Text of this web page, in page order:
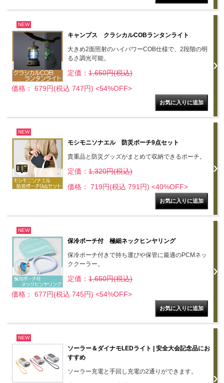
NEW
キャンプス クラシカルCOBランタンライト
大きめ2面照射のハイパワーCOB仕様で、2段階の明
るさ調光可能。
定価： 1,650円(税込)
価格： 679円(税込 747円) <54%OFF>
NEW
モシモニソナエル 防災ポーチ9点セット
貴重品と防災グッズがまとめて収納できるポーチ。
定価： 1,320円(税込)
価格： 719円(税込 791円) <40%OFF>
NEW
保冷ポーチ付 極細ネックヒンヤリング
保冷ポーチ付きで持ち運びや保管に最適のPCMネッ
ククーラー。
定価： 1,650円(税込)
価格： 677円(税込 745円) <54%OFF>
NEW
ソーラー＆ダイナモLEDライト | 安全大会記念品にお
すすめ
ソーラー充電と手回し充電の2通りができます。